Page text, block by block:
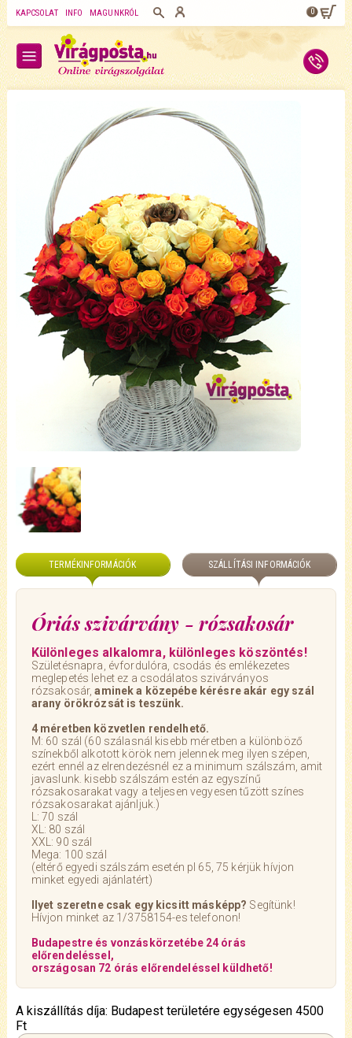
KAPCSOLAT INFO MAGUNKRÓL 0
TERMÉKINFORMÁCIÓK SZÁLLÍTÁSI INFORMÁCIÓK
Óriás szivárvány - rózsakosár
Különleges alkalomra, különleges köszöntés!
Születésnapra, évfordulóra, csodás és emlékezetes
meglepetés lehet ez a csodálatos szivárványos
rózsakosár, aminek a közepébe kérésre akár egy szál
arany örökrózsát is teszünk.
4 méretben közvetlen rendelhető.
M: 60 szál (60 szálasnál kisebb méretben a különböző
színekből alkotott körök nem jelennek meg ilyen szépen,
ezért ennél az elrendezésnél ez a minimum szálszám, amit
javaslunk. kisebb szálszám estén az egyszínű
rózsakosarakat vagy a teljesen vegyesen tűzött színes
rózsakosarakat ajánljuk.)
L: 70 szál
XL: 80 szál
XXL: 90 szál
Mega: 100 szál
(eltérő egyedi szálszám esetén pl 65, 75 kérjük hívjon
minket egyedi ajánlatért)
Ilyet szeretne csak egy kicsitt másképp? Segítünk!
Hívjon minket az 1/3758154-es telefonon!
Budapestre és vonzáskörzetébe 24 órás
előrendeléssel,
országosan 72 órás előrendeléssel küldhető!
A kiszállítás díja: Budapest területére egységesen 4500
Ft